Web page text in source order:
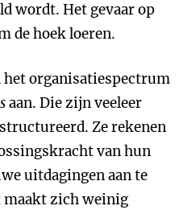
wordt. Het gevaar op
de hoek loeren.
het organisatiespectrum
aan. Die zijn veeleer
Ze rekenen
van hun
uitdagingen aan te
maakt zich weinig